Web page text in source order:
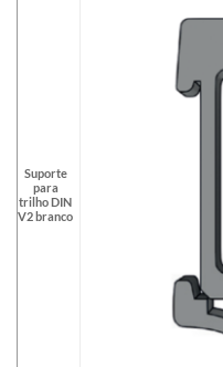
Suporte
para
trilho DIN
V2 branco